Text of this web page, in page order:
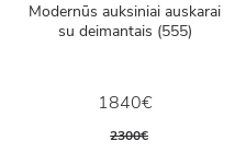
Modernūs auksiniai auskarai
su deimantais (555)
1840€
2300€